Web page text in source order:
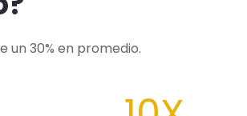
un 30% en promedio.